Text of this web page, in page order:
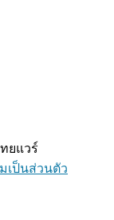
ยแวร์
เป็นส่วนตัว